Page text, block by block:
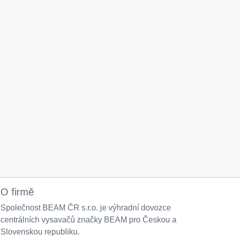
O firmě
Společnost BEAM ČR s.r.o. je výhradní dovozce
centrálních vysavačů značky BEAM pro Českou a
Slovenskou republiku.